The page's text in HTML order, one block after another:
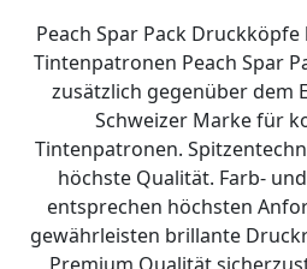
Peach Spar Pack
Tintenpatronen Peach Spar
zusätzlich gegenüber dem
Schweizer Marke für
Tintenpatronen.
höchste Qualität. Farb-
entsprechen höchsten
gewährleisten brillante